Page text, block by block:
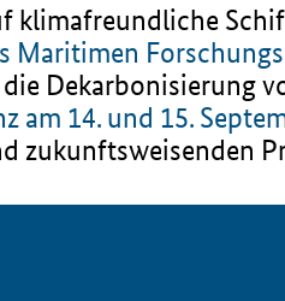
klimafreundliche
Maritimen
Dekarbonisierung
am 14. und 15.
zukunftsweisenden